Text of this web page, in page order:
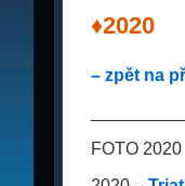
♦2020
– zpět na
FOTO 2020